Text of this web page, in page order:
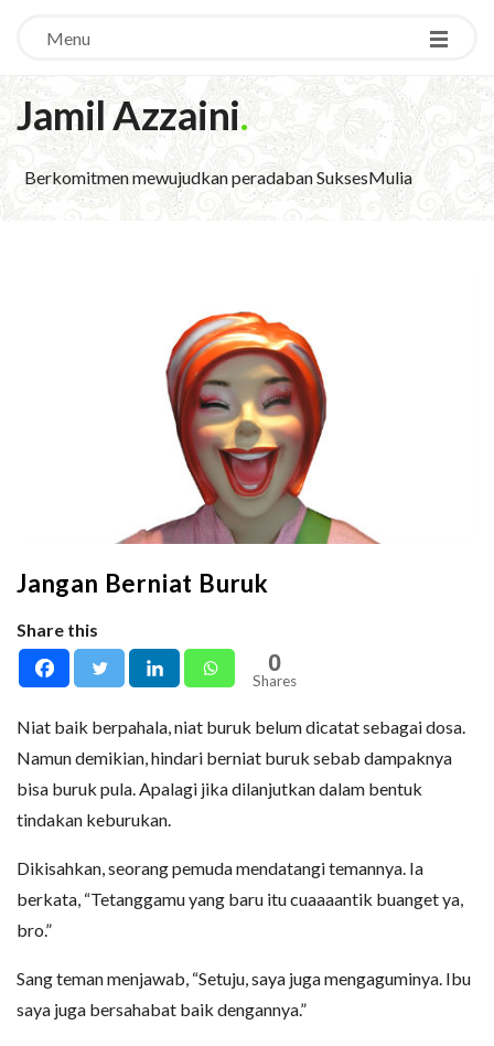
Menu
Jamil Azzaini.
Berkomitmen mewujudkan peradaban SuksesMulia
Jangan Berniat Buruk
Share this
0
Shares
Niat baik berpahala, niat buruk belum dicatat sebagai dosa.
Namun demikian, hindari berniat buruk sebab dampaknya
bisa buruk pula. Apalagi jika dilanjutkan dalam bentuk
tindakan keburukan.
Dikisahkan, seorang pemuda mendatangi temannya. Ia
berkata, “Tetanggamu yang baru itu cuaaaantik buanget ya,
bro.”
Sang teman menjawab, “Setuju, saya juga mengaguminya. Ibu
saya juga bersahabat baik dengannya.”